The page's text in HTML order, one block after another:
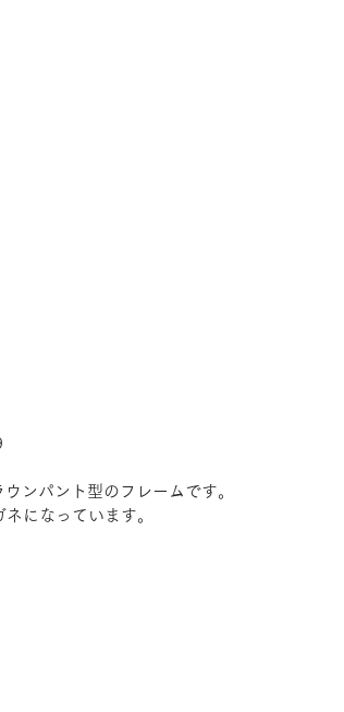
ンパント型のフレームです。
になっています。